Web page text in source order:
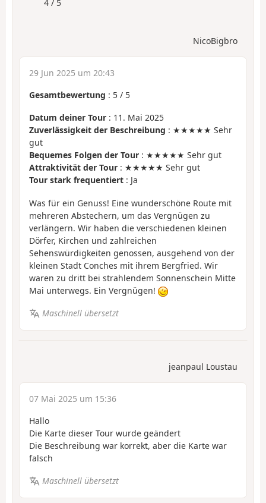
4 / 5
NicoBigbro
29 Jun 2025 um 20:43
Gesamtbewertung : 5 / 5
Datum deiner Tour : 11. Mai 2025
Zuverlässigkeit der Beschreibung : ★★★★★ Sehr
gut
Bequemes Folgen der Tour : ★★★★★ Sehr gut
Attraktivität der Tour : ★★★★★ Sehr gut
Tour stark frequentiert : Ja
Was für ein Genuss! Eine wunderschöne Route mit
mehreren Abstechern, um das Vergnügen zu
verlängern. Wir haben die verschiedenen kleinen
Dörfer, Kirchen und zahlreichen
Sehenswürdigkeiten genossen, ausgehend von der
kleinen Stadt Conches mit ihrem Bergfried. Wir
waren zu dritt bei strahlendem Sonnenschein Mitte
Mai unterwegs. Ein Vergnügen!
Maschinell übersetzt
jeanpaul Loustau
07 Mai 2025 um 15:36
Hallo
Die Karte dieser Tour wurde geändert
Die Beschreibung war korrekt, aber die Karte war
falsch
Maschinell übersetzt